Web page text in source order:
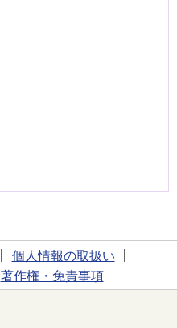
個人情報の取扱い
著作権・免責事項